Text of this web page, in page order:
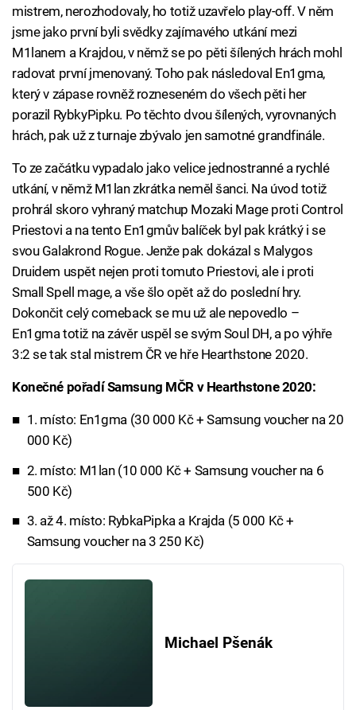
mistrem, nerozhodovaly, ho totiž uzavřelo play-off. V něm
jsme jako první byli svědky zajímavého utkání mezi
M1lanem a Krajdou, v němž se po pěti šílených hrách mohl
radovat první jmenovaný. Toho pak následoval En1gma,
který v zápase rovněž rozneseném do všech pěti her
porazil RybkyPipku. Po těchto dvou šílených, vyrovnaných
hrách, pak už z turnaje zbývalo jen samotné grandfinále.
To ze začátku vypadalo jako velice jednostranné a rychlé
utkání, v němž M1lan zkrátka neměl šanci. Na úvod totiž
prohrál skoro vyhraný matchup Mozaki Mage proti Control
Priestovi a na tento En1gmův balíček byl pak krátký i se
svou Galakrond Rogue. Jenže pak dokázal s Malygos
Druidem uspět nejen proti tomuto Priestovi, ale i proti
Small Spell mage, a vše šlo opět až do poslední hry.
Dokončit celý comeback se mu už ale nepovedlo –
En1gma totiž na závěr uspěl se svým Soul DH, a po výhře
3:2 se tak stal mistrem ČR ve hře Hearthstone 2020.
Konečné pořadí Samsung MČR v Hearthstone 2020:
1. místo: En1gma (30 000 Kč + Samsung voucher na 20
000 Kč)
2. místo: M1lan (10 000 Kč + Samsung voucher na 6
500 Kč)
3. až 4. místo: RybkaPipka a Krajda (5 000 Kč +
Samsung voucher na 3 250 Kč)
Michael Pšenák